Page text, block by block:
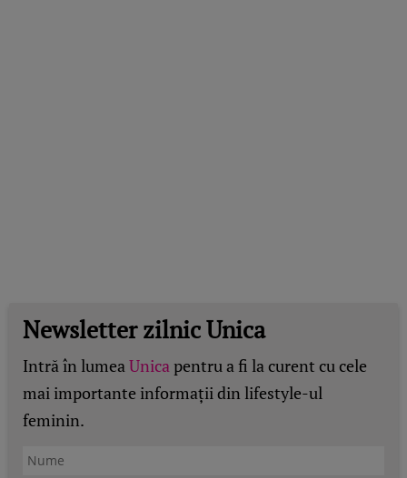
Newsletter zilnic Unica
Intră în lumeaUnicapentru a fi la curent cu cele
mai importante informații din lifestyle-ul
feminin.